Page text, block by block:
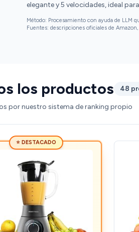
elegante y 5 velocidades, ideal
Método: Procesamiento con ayuda de LLM
Fuentes: descripciones oficiales de
los productos 48
por nuestro sistema de ranking propio
⭐ DESTACADO